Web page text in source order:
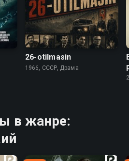
26-otilmasin
1966, СССР, Драма
в жанре: